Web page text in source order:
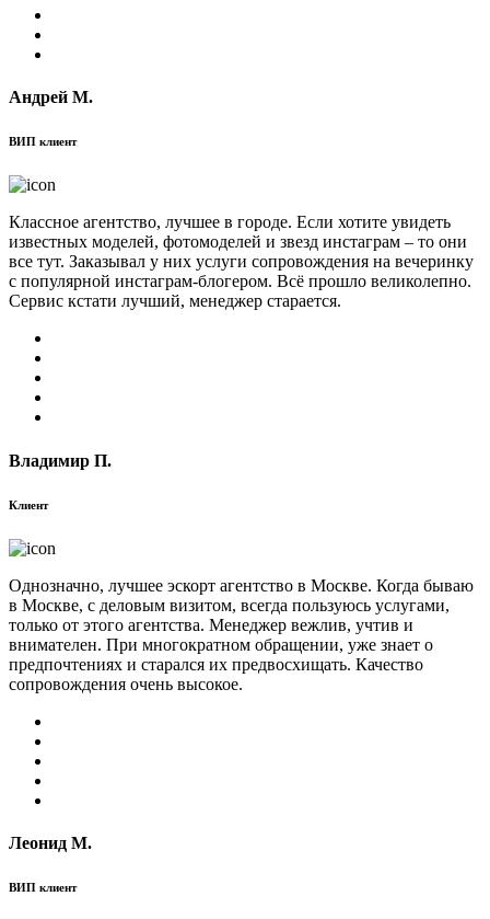
Андрей М.
ВИП клиент
Классное агентство, лучшее в городе. Если хотите увидеть
известных моделей, фотомоделей и звезд инстаграм – то они
все тут. Заказывал у них услуги сопровождения на вечеринку
с популярной инстаграм-блогером. Всё прошло великолепно.
Сервис кстати лучший, менеджер старается.
Владимир П.
Клиент
Однозначно, лучшее эскорт агентство в Москве. Когда бываю
в Москве, с деловым визитом, всегда пользуюсь услугами,
только от этого агентства. Менеджер вежлив, учтив и
внимателен. При многократном обращении, уже знает о
предпочтениях и старался их предвосхищать. Качество
сопровождения очень высокое.
Леонид М.
ВИП клиент